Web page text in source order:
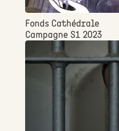
Fonds Cathédrale
Campagne S1 2023